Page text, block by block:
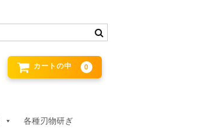
カートの中 0
各種刃物研ぎ